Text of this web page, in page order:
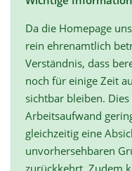
Da die Homepage
rein ehrenamtlich
Verständnis, dass
noch für einige Zeit
sichtbar bleiben.
Arbeitsaufwand
gleichzeitig eine
unvorhersehbaren
zurückkehrt. Zudem